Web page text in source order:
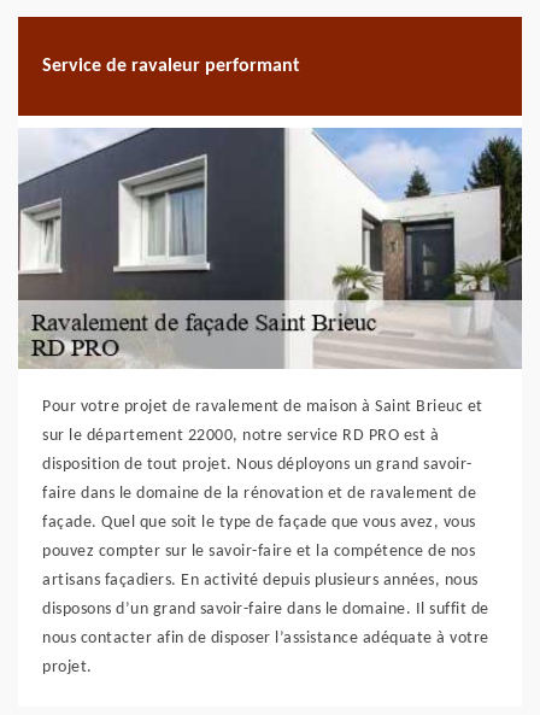
Service de ravaleur performant
Pour votre projet de ravalement de maison à Saint Brieuc et
sur le département 22000, notre service RD PRO est à
disposition de tout projet. Nous déployons un grand savoir-
faire dans le domaine de la rénovation et de ravalement de
façade. Quel que soit le type de façade que vous avez, vous
pouvez compter sur le savoir-faire et la compétence de nos
artisans façadiers. En activité depuis plusieurs années, nous
disposons d’un grand savoir-faire dans le domaine. Il suffit de
nous contacter afin de disposer l’assistance adéquate à votre
projet.